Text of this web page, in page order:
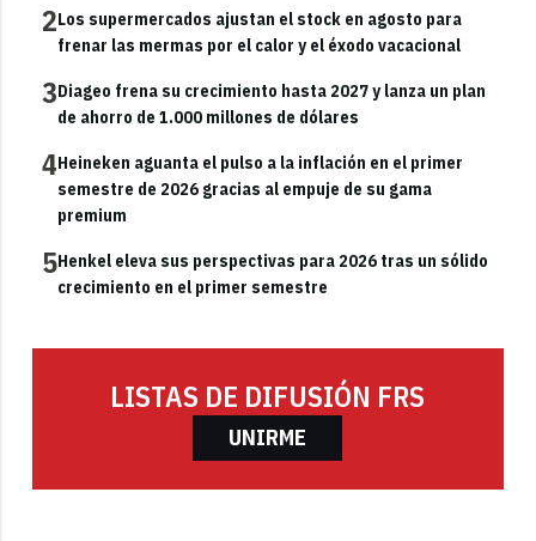
2Los supermercados ajustan el stock en agosto para
frenar las mermas por el calor y el éxodo vacacional
3Diageo frena su crecimiento hasta 2027 y lanza un plan
de ahorro de 1.000 millones de dólares
4Heineken aguanta el pulso a la inflación en el primer
semestre de 2026 gracias al empuje de su gama
premium
5Henkel eleva sus perspectivas para 2026 tras un sólido
crecimiento en el primer semestre
LISTAS DE DIFUSIÓN FRS
UNIRME